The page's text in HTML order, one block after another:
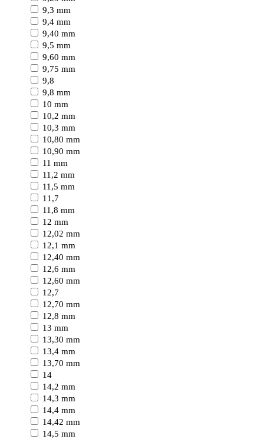
9,3 mm
9,4 mm
9,40 mm
9,5 mm
9,60 mm
9,75 mm
9,8
9,8 mm
10 mm
10,2 mm
10,3 mm
10,80 mm
10,90 mm
11 mm
11,2 mm
11,5 mm
11,7
11,8 mm
12 mm
12,02 mm
12,1 mm
12,40 mm
12,6 mm
12,60 mm
12,7
12,70 mm
12,8 mm
13 mm
13,30 mm
13,4 mm
13,70 mm
14
14,2 mm
14,3 mm
14,4 mm
14,42 mm
14,5 mm